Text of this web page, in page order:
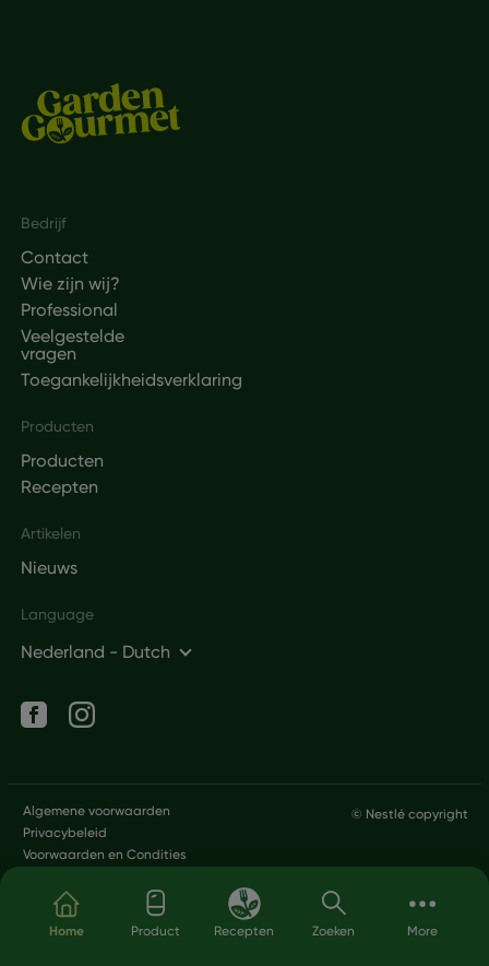
Overslaan en naar de inhoud gaan
Home Product Recepten Zoeken More
Footer
Bedrijf
Contact
Wie zijn wij?
Professional
Veelgestelde
vragen
Toegankelijkheidsverklaring
Producten
Producten
Recepten
Artikelen
Nieuws
Language
Nederland - Dutch
Legal
Algemene voorwaarden
Privacybeleid
Voorwaarden en Condities
© Nestlé copyright